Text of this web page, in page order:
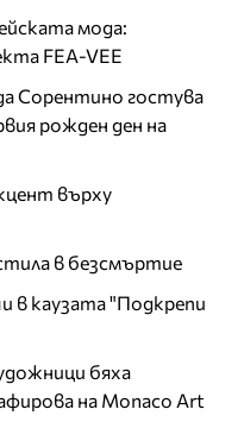
мода:
FEA-VEE
Сорентино гостува
рожден ден на
върху
в безсмъртие
в каузата "Подкрепи
бяха
на Monaco Art